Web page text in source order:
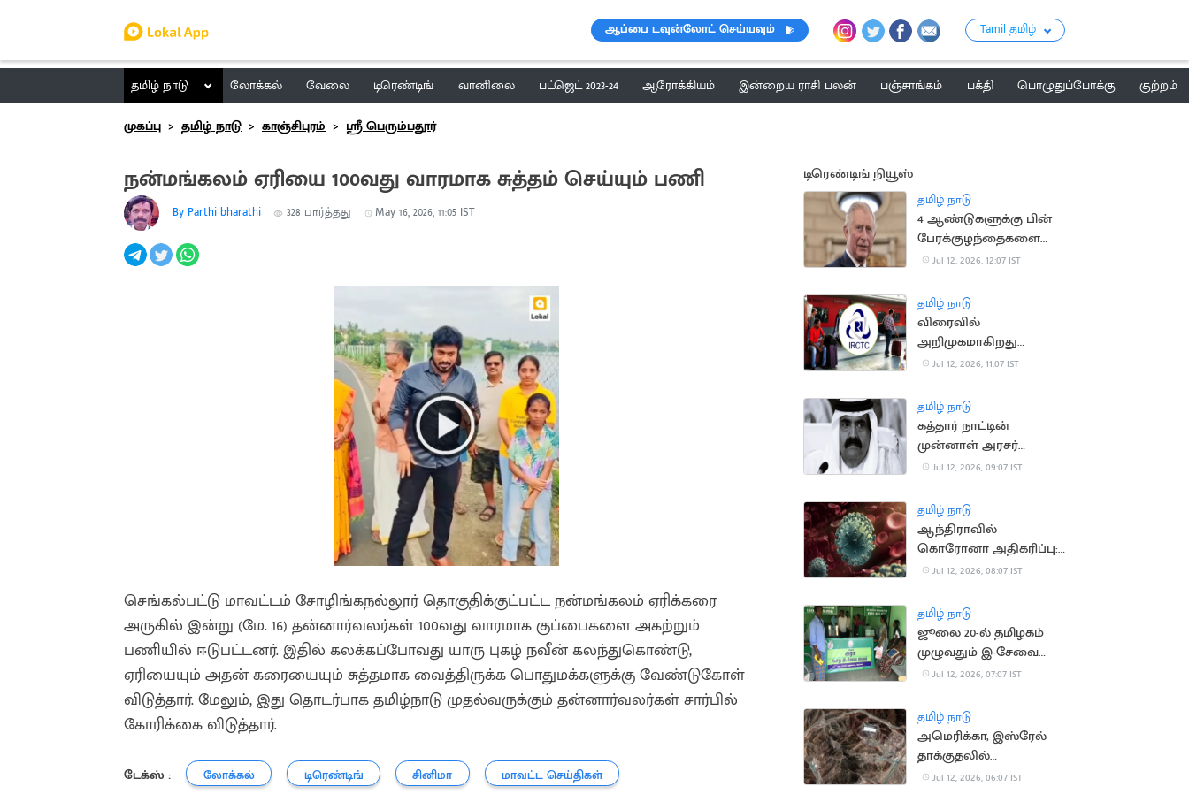
ஆப்பை டவுன்லோட் செய்யவும் Tamil தமிழ்
தமிழ் நாடு லோக்கல் வேலை டிரெண்டிங் வானிலை பட்ஜெட் 2023-24 ஆரோக்கியம் இன்றைய ராசி பலன் பஞ்சாங்கம் பக்தி பொழுதுப்போக்கு
குற்றம்
முகப்பு
தமிழ் நாடு காஞ்சிபுரம் ஸ்ரீ பெரும்பதூர்
நன்மங்கலம் ஏரியை 100வது வாரமாக சுத்தம் செய்யும் பணி
By Parthi bharathi 328 பார்த்தது May 16, 2026, 11:05 IST
செங்கல்பட்டு மாவட்டம் சோழிங்கநல்லூர் தொகுதிக்குட்பட்ட நன்மங்கலம் ஏரிக்கரை
அருகில் இன்று (மே. 16) தன்னார்வலர்கள் 100வது வாரமாக குப்பைகளை அகற்றும்
பணியில் ஈடுபட்டனர். இதில் கலக்கப்போவது யாரு புகழ் நவீன் கலந்துகொண்டு,
ஏரியையும் அதன் கரையையும் சுத்தமாக வைத்திருக்க பொதுமக்களுக்கு வேண்டுகோள்
விடுத்தார். மேலும், இது தொடர்பாக தமிழ்நாடு முதல்வருக்கும் தன்னார்வலர்கள் சார்பில்
கோரிக்கை விடுத்தார்.
டேக்ஸ் : லோக்கல் டிரெண்டிங் சினிமா மாவட்ட செய்திகள்
டிரெண்டிங் நியூஸ்
தமிழ் நாடு
4 ஆண்டுகளுக்கு பின்
பேரக்குழந்தைகளை
சந்தித்த இங்கிலாந்து
Jul 12, 2026, 12:07 IST
தமிழ் நாடு
விரைவில்
அறிமுகமாகிறது
மேம்படுத்தப்பட்ட புதிய
இணையதளம்
Jul 12, 2026, 11:07 IST
தமிழ் நாடு
கத்தார் நாட்டின்
முன்னாள் அரசர்
காலமானார்
Jul 12, 2026, 09:07 IST
தமிழ் நாடு
ஆந்திராவில்
கொரோனா அதிகரிப்பு:
சுகாதாரத் துறைக்கு
Jul 12, 2026, 08:07 IST
தமிழ் நாடு
ஜூலை 20-ல் தமிழகம்
முழுவதும் இ-சேவை
மையங்கள் மூடல்
Jul 12, 2026, 07:07 IST
தமிழ் நாடு
அமெரிக்கா, இஸ்ரேல்
தாக்குதலில்
சேதமடைந்த அணுசக்தி
Jul 12, 2026, 06:07 IST